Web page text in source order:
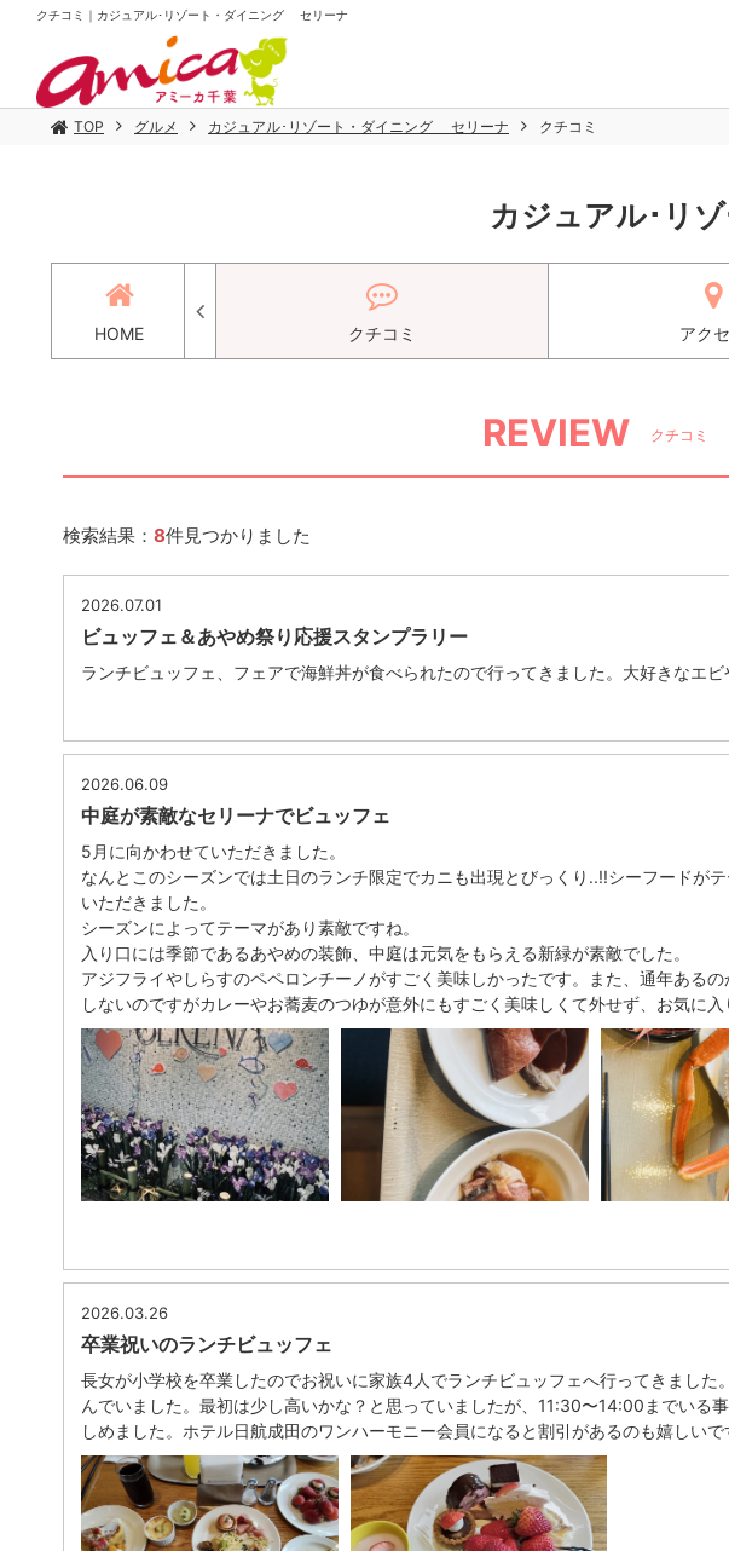
クチコミ｜カジュアル･リゾート・ダイニング セリーナ
TOP グルメ カジュアル･リゾート・ダイニング セリーナ クチコミ
カジュアル･リ
HOME クチコミ アク
REVIEW クチコミ
検索結果： 8件見つかりました
2026.07.01
ビュッフェ＆あやめ祭り応援スタンプラリー
ランチビュッフェ、フェアで海鮮丼が食べられたので行ってきました。大好きなエビ
2026.06.09
中庭が素敵なセリーナでビュッフェ
5月に向かわせていただきました。
なんとこのシーズンでは土日のランチ限定でカニも出現とびっくり..!!シーフードが
いただきました。
シーズンによってテーマがあり素敵ですね。
入り口には季節であるあやめの装飾、中庭は元気をもらえる新緑が素敵でした。
アジフライやしらすのペペロンチーノがすごく美味しかったです。また、通年ある
しないのですがカレーやお蕎麦のつゆが意外にもすごく美味しくて外せず、お気に入
2026.03.26
卒業祝いのランチビュッフェ
長女が小学校を卒業したのでお祝いに家族4人でランチビュッフェへ行ってきまし
んでいました。最初は少し高いかな？と思っていましたが、11:30〜14:00までいる
しめました。ホテル日航成田のワンハーモニー会員になると割引があるのも嬉しいで